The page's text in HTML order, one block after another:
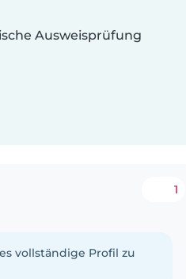
Ausweisprüfung
1
vollständige Profil zu